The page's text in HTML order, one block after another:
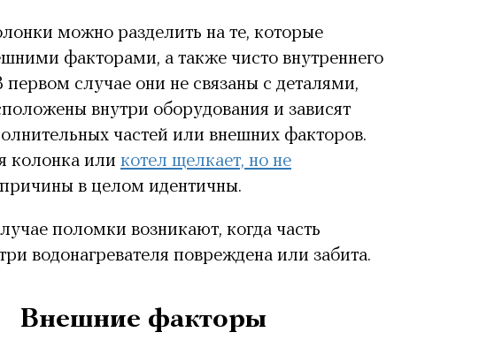
можно разделить на те, которые
факторами, а также чисто внутреннего
первом случае они не связаны с деталями,
внутри оборудования и зависят
частей или внешних факторов.
колонка или котел щелкает, но не
в целом идентичны.
поломки возникают, когда часть
водонагревателя повреждена или забита.
Внешние факторы